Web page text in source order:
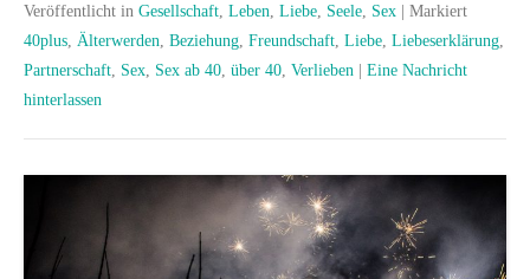
Veröffentlicht in Gesellschaft Leben Liebe Seele Sex | Markiert
40plus Älterwerden Beziehung Freundschaft Liebe Liebeserklärung
Partnerschaft Sex Sex ab 40 über 40 Verlieben | Eine Nachricht
hinterlassen